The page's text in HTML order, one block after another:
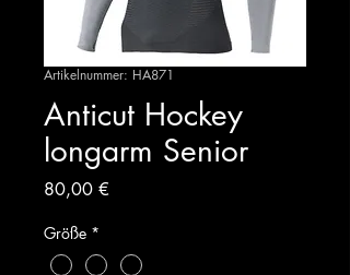
Artikelnummer: HA871
Anticut Hockey
longarm Senior
80,00 €
Größe *